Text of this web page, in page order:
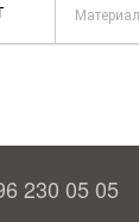
Материал
230 05 05